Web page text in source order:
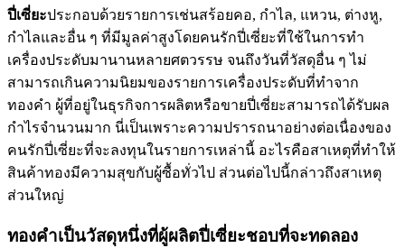
ปี่เซี่ยะประกอบด้วยรายการเช่นสร้อยคอ, กำไล, แหวน, ต่างหู,
กำไลและอื่น ๆ ที่มีมูลค่าสูงโดยคนรักปี่เซี่ยะที่ใช้ในการทำ
เครื่องประดับมานานหลายศตวรรษ จนถึงวันที่วัสดุอื่น ๆ ไม่
สามารถเกินความนิยมของรายการเครื่องประดับที่ทำจาก
ทองคำ ผู้ที่อยู่ในธุรกิจการผลิตหรือขายปี่เซี่ยะสามารถได้รับผล
กำไรจำนวนมาก นี่เป็นเพราะความปรารถนาอย่างต่อเนื่องของ
คนรักปี่เซี่ยะที่จะลงทุนในรายการเหล่านี้ อะไรคือสาเหตุที่ทำให้
สินค้าทองมีความสุขกับผู้ซื้อทั่วไป ส่วนต่อไปนี้กล่าวถึงสาเหตุ
ส่วนใหญ่
ทองคำเป็นวัสดุหนึ่งที่ผู้ผลิตปี่เซี่ยะชอบที่จะทดลอง